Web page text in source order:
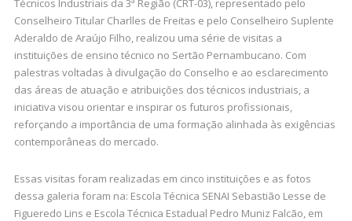
Técnicos Industriais da 3ª Região (CRT-03), representado pelo
Conselheiro Titular Charlles de Freitas e pelo Conselheiro Suplente
Aderaldo de Araújo Filho, realizou uma série de visitas a
instituições de ensino técnico no Sertão Pernambucano. Com
palestras voltadas à divulgação do Conselho e ao esclarecimento
das áreas de atuação e atribuições dos técnicos industriais, a
iniciativa visou orientar e inspirar os futuros profissionais,
reforçando a importância de uma formação alinhada às exigências
contemporâneas do mercado.
Essas visitas foram realizadas em cinco instituições e as fotos
dessa galeria foram na: Escola Técnica SENAI Sebastião Lesse de
Figueredo Lins e Escola Técnica Estadual Pedro Muniz Falcão, em